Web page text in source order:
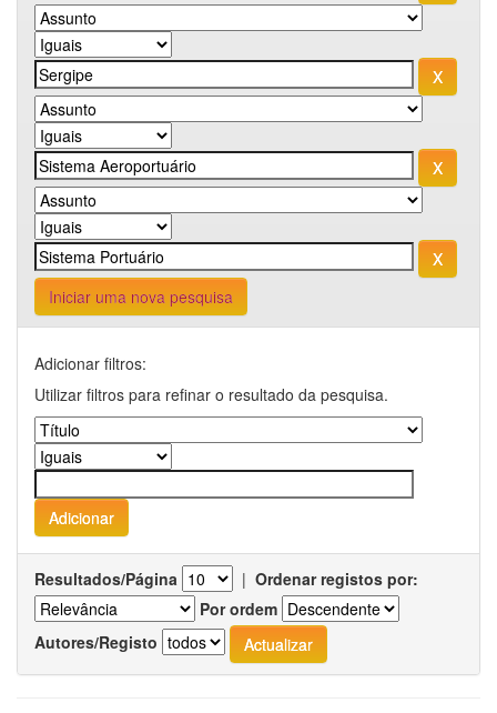
Iniciar uma nova pesquisa
Adicionar filtros:
Utilizar filtros para refinar o resultado da pesquisa.
Resultados/Página | Ordenar registos por:
Por ordem
Autores/Registo